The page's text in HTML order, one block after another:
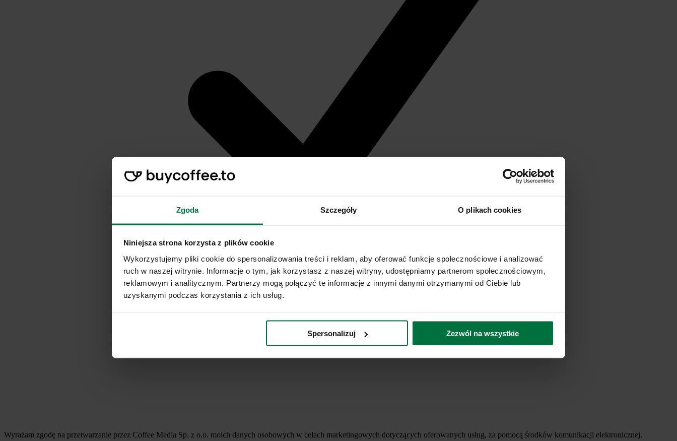
Zgoda Szczegóły O plikach cookies
Niniejsza strona korzysta z plików cookie
Wykorzystujemy pliki cookie do spersonalizowania treści i reklam, aby oferować funkcje społecznościowe i analizować
ruch w naszej witrynie. Informacje o tym, jak korzystasz z naszej witryny, udostępniamy partnerom społecznościowym,
reklamowym i analitycznym. Partnerzy mogą połączyć te informacje z innymi danymi otrzymanymi od Ciebie lub
uzyskanymi podczas korzystania z ich usług.
Spersonalizuj Zezwól na wszystkie
Wyrażam zgodę na przetwarzanie przez Coffee Media Sp. z o.o. moich danych osobowych w celach marketingowych dotyczących oferowanych usług, za pomocą środków komunikacji elektronicznej.